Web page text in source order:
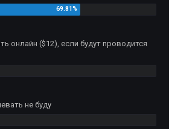
онлайн ($12), если будут проводится
не буду